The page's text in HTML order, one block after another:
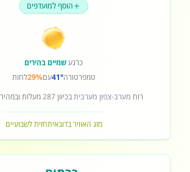
הוסף למועדפים
כרגעשמיים בהירים
טמפרטורה41°עם29%לחות
רוח מערב-צפון מערביתבכיוון287מעלות
מזג האוויר בדובאיתחזית לשבועיים